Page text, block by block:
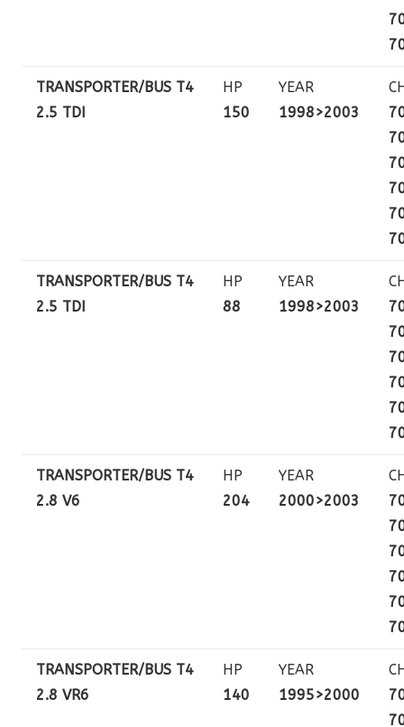
TRANSPORTER/BUS T4
2.5 TDI
HP
150
YEAR
1998>2003
TRANSPORTER/BUS T4
2.5 TDI
HP
88
YEAR
1998>2003
TRANSPORTER/BUS T4
2.8 V6
HP
204
YEAR
2000>2003
TRANSPORTER/BUS T4
2.8 VR6
HP
140
YEAR
1995>2000